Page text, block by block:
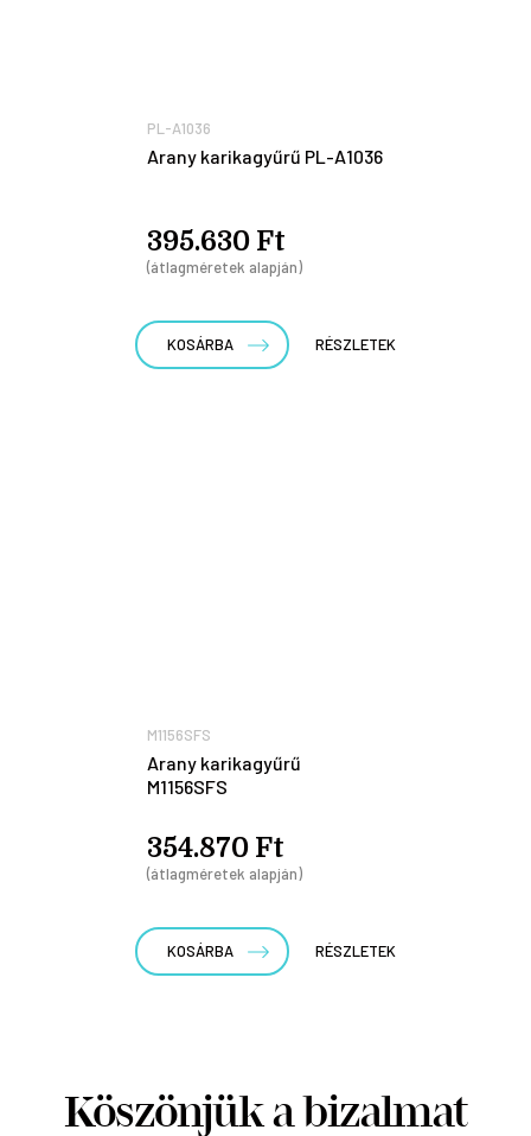
PL-A1036
Arany karikagyűrű PL-A1036
395.630 Ft
(átlagméretek alapján)
KOSÁRBA RÉSZLETEK
M1156SFS
Arany karikagyűrű
M1156SFS
354.870 Ft
(átlagméretek alapján)
KOSÁRBA RÉSZLETEK
Köszönjük a bizalmat